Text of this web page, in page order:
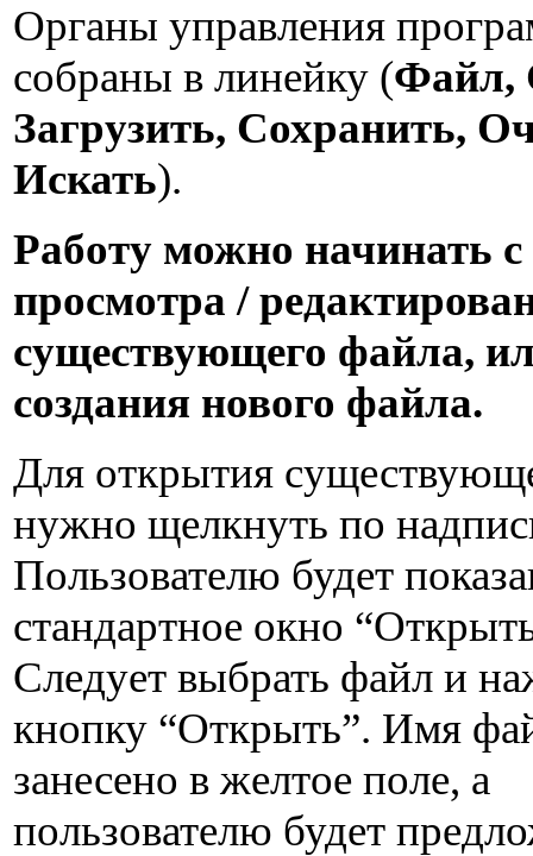
Органы управления
собраны в линейку (Файл,
Загрузить, Сохранить,
Искать).
Работу можно начинать с
просмотра /
существующего файла,
создания нового файла.
Для открытия
нужно щелкнуть по
Пользователю будет
стандартное окно
Следует выбрать файл и
кнопку “Открыть”. Имя
занесено в желтое поле, а
пользователю будет